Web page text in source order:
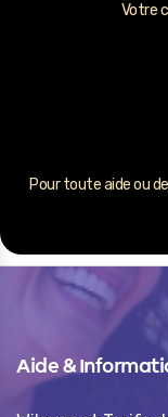
Votre
Pour toute aide ou
Aide &